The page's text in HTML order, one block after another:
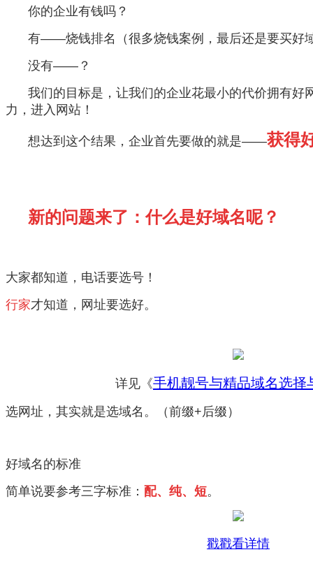
你的企业有钱吗？
有——烧钱排名（很多烧钱案例，最后还是要买好
没有——？
我们的目标是，让我们的企业花最小的代价拥有好
力，进入网站！
想达到这个结果，企业首先要做的就是——获得
新的问题来了：什么是好域名呢？
大家都知道，电话要选号！
行家才知道，网址要选好。
详见《手机靓号与精品域名选择
选网址，其实就是选域名。（前缀+后缀）
好域名的标准
简单说要参考三字标准： 配、纯、 短。
戳戳看详情